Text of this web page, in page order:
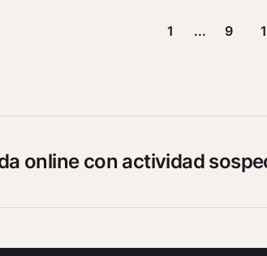
1 ... 9
online con actividad